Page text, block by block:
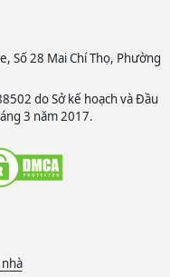
Số 28 Mai Chí Thọ, Phường
do Sở kế hoạch và Đầu
3 năm 2017.